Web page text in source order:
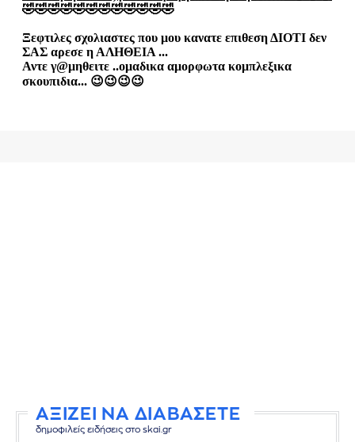
ΑΞΙΖΕΙ ΝΑ ΔΙΑΒΑΣΕΤΕ
δημοφιλείς ειδήσεις στο skai.gr